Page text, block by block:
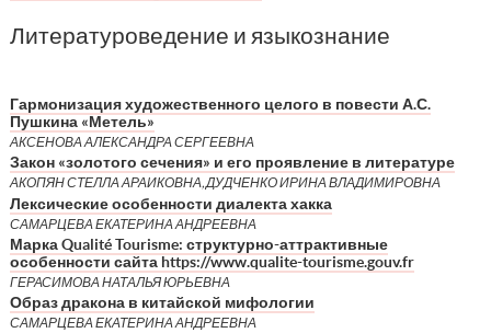
Литературоведение и языкознание
Гармонизация художественного целого в повести А.С.
Пушкина «Метель»
АКСЕНОВА АЛЕКСАНДРА СЕРГЕЕВНА
Закон «золотого сечения» и его проявление в литературе
АКОПЯН СТЕЛЛА АРАИКОВНА, ДУДЧЕНКО ИРИНА ВЛАДИМИРОВНА
Лексические особенности диалекта хакка
САМАРЦЕВА ЕКАТЕРИНА АНДРЕЕВНА
Марка Qualité Tourisme: структурно-аттрактивные
особенности сайта https://www.qualite-tourisme.gouv.fr
ГЕРАСИМОВА НАТАЛЬЯ ЮРЬЕВНА
Образ дракона в китайской мифологии
САМАРЦЕВА ЕКАТЕРИНА АНДРЕЕВНА